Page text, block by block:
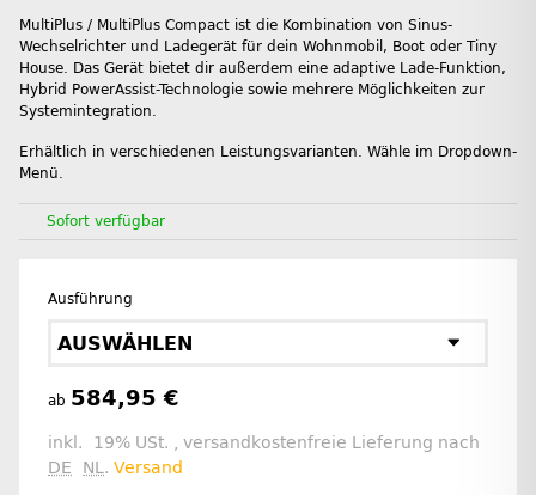
MultiPlus / MultiPlus Compact ist die Kombination von Sinus-
Wechselrichter und Ladegerät für dein Wohnmobil, Boot oder Tiny
House. Das Gerät bietet dir außerdem eine adaptive Lade-Funktion,
Hybrid PowerAssist-Technologie sowie mehrere Möglichkeiten zur
Systemintegration.
Erhältlich in verschiedenen Leistungsvarianten. Wähle im Dropdown-
Menü.
Sofort verfügbar
Ausführung
AUSWÄHLEN
ab 584,95 €
inkl. 19% USt. , versandkostenfreie Lieferung nach
DE
NL. Versand